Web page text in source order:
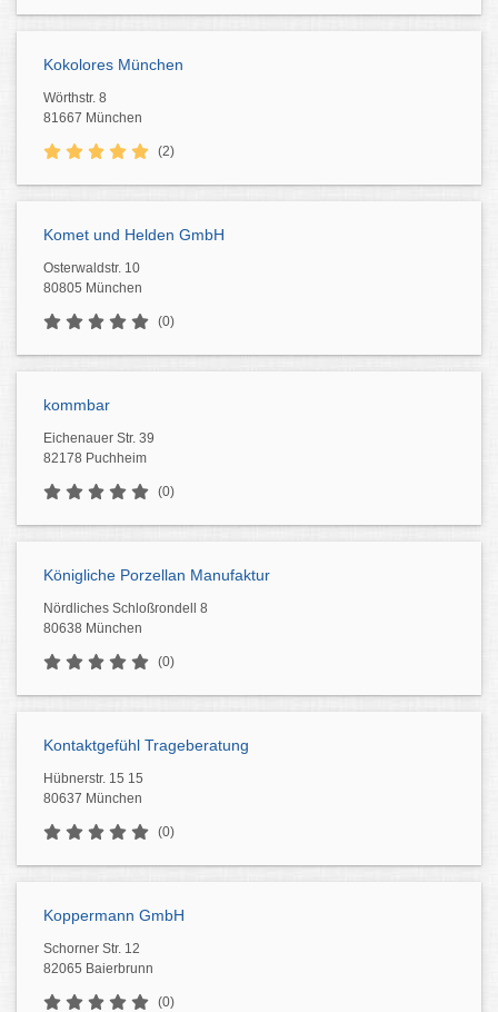
Kokolores München
Wörthstr. 8
81667 München
(2)
Komet und Helden GmbH
Osterwaldstr. 10
80805 München
(0)
kommbar
Eichenauer Str. 39
82178 Puchheim
(0)
Königliche Porzellan Manufaktur
Nördliches Schloßrondell 8
80638 München
(0)
Kontaktgefühl Trageberatung
Hübnerstr. 15 15
80637 München
(0)
Koppermann GmbH
Schorner Str. 12
82065 Baierbrunn
(0)